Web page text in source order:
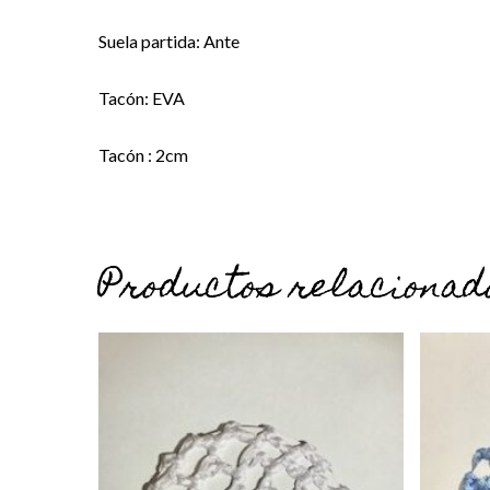
Suela partida: Ante
Tacón: EVA
Tacón : 2cm
Productos